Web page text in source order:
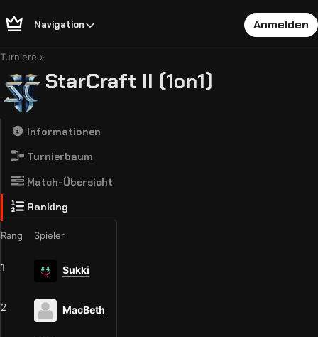
Navigation Anmelden
Turniere
StarCraft II (1on1)
Informationen
Turnierbaum
Match-Übersicht
Ranking
Rang Spieler
1 Sukki
2 MacBeth